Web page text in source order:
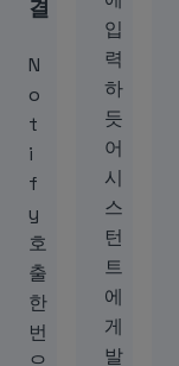
결
N
o
t
i
f
y
호
출
한
번
입
력
하
듯
어
시
스
턴
트
에
게
발